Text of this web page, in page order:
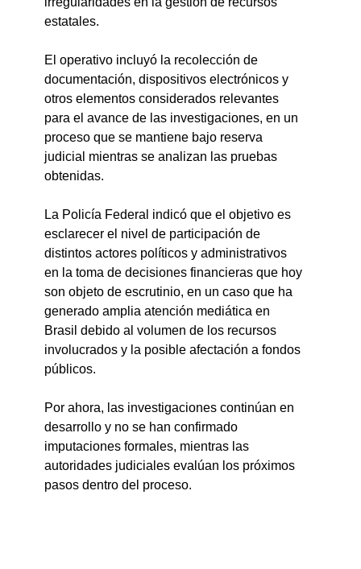
estatales.
El operativo incluyó la recolección de
documentación, dispositivos electrónicos y
otros elementos considerados relevantes
para el avance de las investigaciones, en un
proceso que se mantiene bajo reserva
judicial mientras se analizan las pruebas
obtenidas.
La Policía Federal indicó que el objetivo es
esclarecer el nivel de participación de
distintos actores políticos y administrativos
en la toma de decisiones financieras que hoy
son objeto de escrutinio, en un caso que ha
generado amplia atención mediática en
Brasil debido al volumen de los recursos
involucrados y la posible afectación a fondos
públicos.
Por ahora, las investigaciones continúan en
desarrollo y no se han confirmado
imputaciones formales, mientras las
autoridades judiciales evalúan los próximos
pasos dentro del proceso.